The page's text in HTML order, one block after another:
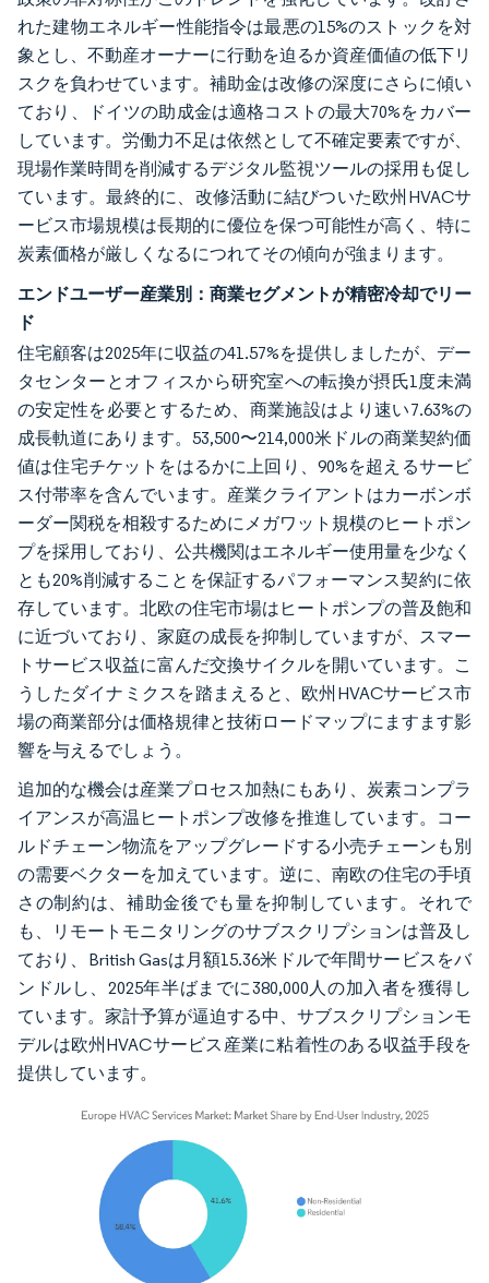
れた建物エネルギー性能指令は最悪の15%のストックを対
象とし、不動産オーナーに行動を迫るか資産価値の低下リ
スクを負わせています。補助金は改修の深度にさらに傾い
ており、ドイツの助成金は適格コストの最大70%をカバー
しています。労働力不足は依然として不確定要素ですが、
現場作業時間を削減するデジタル監視ツールの採用も促し
ています。最終的に、改修活動に結びついた欧州HVACサ
ービス市場規模は長期的に優位を保つ可能性が高く、特に
炭素価格が厳しくなるにつれてその傾向が強まります。
エンドユーザー産業別：商業セグメントが精密冷却でリー
ド
住宅顧客は2025年に収益の41.57%を提供しましたが、デー
タセンターとオフィスから研究室への転換が摂氏1度未満
の安定性を必要とするため、商業施設はより速い7.63%の
成長軌道にあります。53,500〜214,000米ドルの商業契約価
値は住宅チケットをはるかに上回り、90%を超えるサービ
ス付帯率を含んでいます。産業クライアントはカーボンボ
ーダー関税を相殺するためにメガワット規模のヒートポン
プを採用しており、公共機関はエネルギー使用量を少なく
とも20%削減することを保証するパフォーマンス契約に依
存しています。北欧の住宅市場はヒートポンプの普及飽和
に近づいており、家庭の成長を抑制していますが、スマー
トサービス収益に富んだ交換サイクルを開いています。こ
うしたダイナミクスを踏まえると、欧州HVACサービス市
場の商業部分は価格規律と技術ロードマップにますます影
響を与えるでしょう。
追加的な機会は産業プロセス加熱にもあり、炭素コンプラ
イアンスが高温ヒートポンプ改修を推進しています。コー
ルドチェーン物流をアップグレードする小売チェーンも別
の需要ベクターを加えています。逆に、南欧の住宅の手頃
さの制約は、補助金後でも量を抑制しています。それで
も、リモートモニタリングのサブスクリプションは普及し
ており、British Gasは月額15.36米ドルで年間サービスをバ
ンドルし、2025年半ばまでに380,000人の加入者を獲得し
ています。家計予算が逼迫する中、サブスクリプションモ
デルは欧州HVACサービス産業に粘着性のある収益手段を
提供しています。